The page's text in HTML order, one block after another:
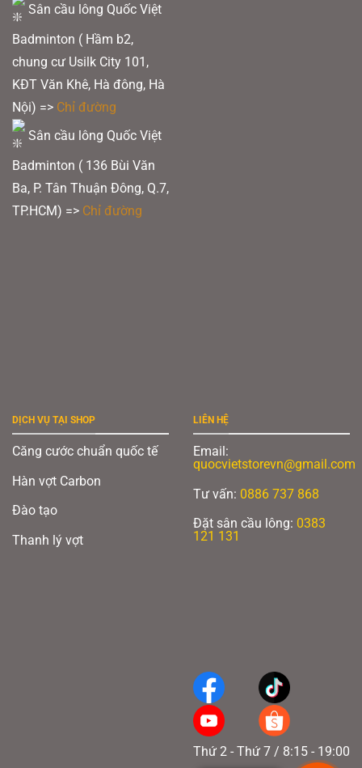
Sân cầu lông Quốc Việt
Badminton ( Hầm b2,
chung cư Usilk City 101,
KĐT Văn Khê, Hà đông, Hà
Nội) => Chỉ đường
Sân cầu lông Quốc Việt
Badminton ( 136 Bùi Văn
Ba, P. Tân Thuận Đông, Q.7,
TP.HCM) => Chỉ đường
DỊCH VỤ TẠI SHOP
Căng cước chuẩn quốc tế
Hàn vợt Carbon
Đào tạo
Thanh lý vợt
LIÊN HỆ
Email:
quocvietstorevn@gmail.com
Tư vấn: 0886 737 868
Đặt sân cầu lông: 0383
121 131
Thứ 2 - Thứ 7 / 8:15 - 19:00